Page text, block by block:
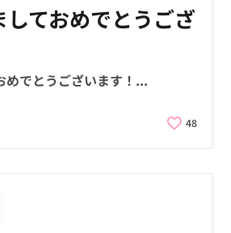
ておめでとうござ
めでとうございます！...
48